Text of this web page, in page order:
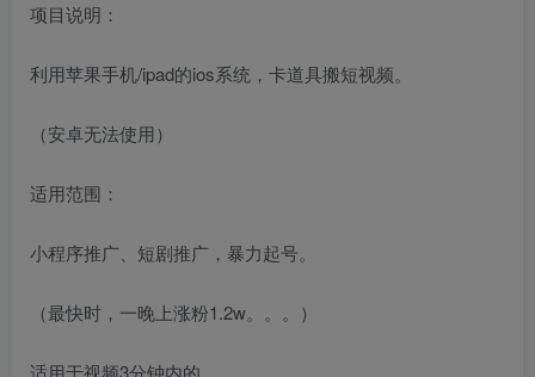
项目说明：
利用苹果手机/ipad的ios系统，卡道具搬短视频。
（安卓无法使用）
适用范围：
小程序推广、短剧推广，暴力起号。
（最快时，一晚上涨粉1.2w。。。）
适用于视频3分钟内的。